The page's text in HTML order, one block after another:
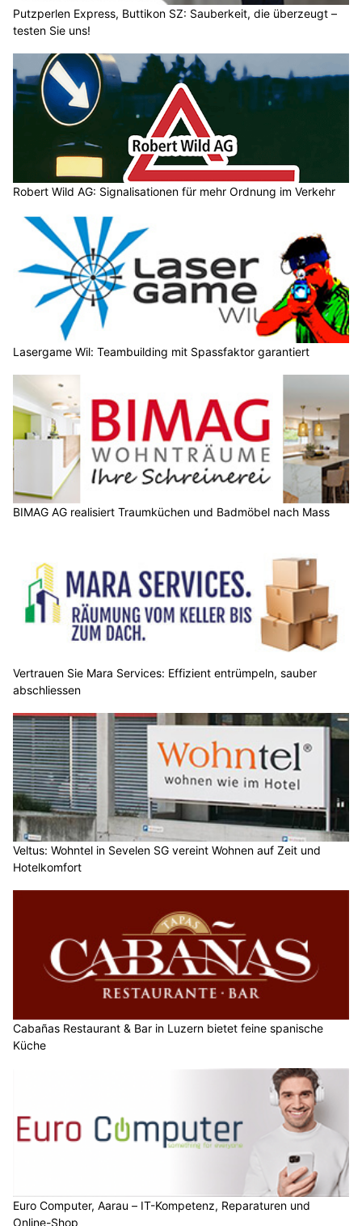
Putzperlen Express, Buttikon SZ: Sauberkeit, die überzeugt –
testen Sie uns!
Robert Wild AG: Signalisationen für mehr Ordnung im Verkehr
Lasergame Wil: Teambuilding mit Spassfaktor garantiert
BIMAG AG realisiert Traumküchen und Badmöbel nach Mass
Vertrauen Sie Mara Services: Effizient entrümpeln, sauber
abschliessen
Veltus: Wohntel in Sevelen SG vereint Wohnen auf Zeit und
Hotelkomfort
Cabañas Restaurant & Bar in Luzern bietet feine spanische
Küche
Euro Computer, Aarau – IT-Kompetenz, Reparaturen und
Online-Shop